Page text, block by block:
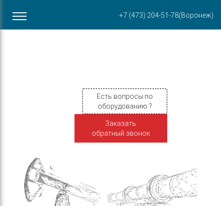
+7 (473) 204-51-78(Воронеж)
ул. Пирогова, 87Б
Есть вопросы по
оборудованию ?
Заказать
обратный звонок